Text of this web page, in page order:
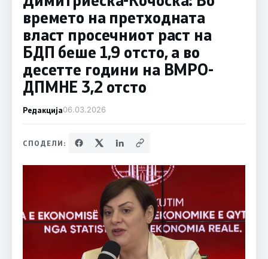
времето на претходната
власт просечниот раст на
БДП беше 1,9 отсто, а во
десетте години на ВМРО-
ДПМНЕ 3,2 отсто
Редакција06.03.2026
СПОДЕЛИ: